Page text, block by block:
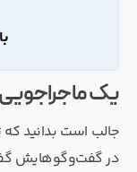
با
یک
در گفت‌وگوهایش